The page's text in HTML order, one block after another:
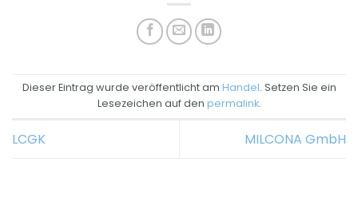
Dieser Eintrag wurde veröffentlicht am Handel. Setzen Sie ein
Lesezeichen auf den permalink.
LCGK MILCONA GmbH